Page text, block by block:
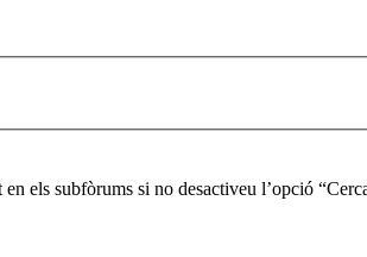
els subfòrums si no desactiveu l’opció